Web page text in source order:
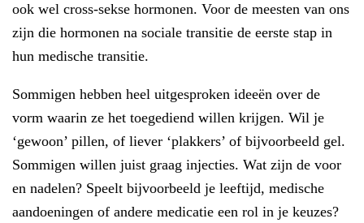
ook wel cross-sekse hormonen. Voor de meesten van ons
zijn die hormonen na sociale transitie de eerste stap in
hun medische transitie.
Sommigen hebben heel uitgesproken ideeën over de
vorm waarin ze het toegediend willen krijgen. Wil je
‘gewoon’ pillen, of liever ‘plakkers’ of bijvoorbeeld gel.
Sommigen willen juist graag injecties. Wat zijn de voor
en nadelen? Speelt bijvoorbeeld je leeftijd, medische
aandoeningen of andere medicatie een rol in je keuzes?